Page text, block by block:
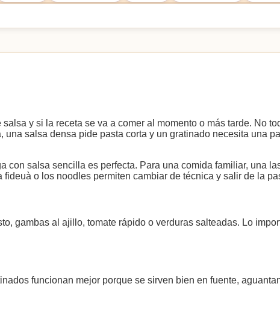
y si la receta se va a comer al momento o más tarde. No
salsa densa pide pasta corta y un gratinado necesita una
con salsa sencilla es perfecta. Para una comida familiar, una
o los noodles permiten cambiar de técnica y salir de la
gambas al ajillo, tomate rápido o verduras salteadas. Lo
funcionan mejor porque se sirven bien en fuente,